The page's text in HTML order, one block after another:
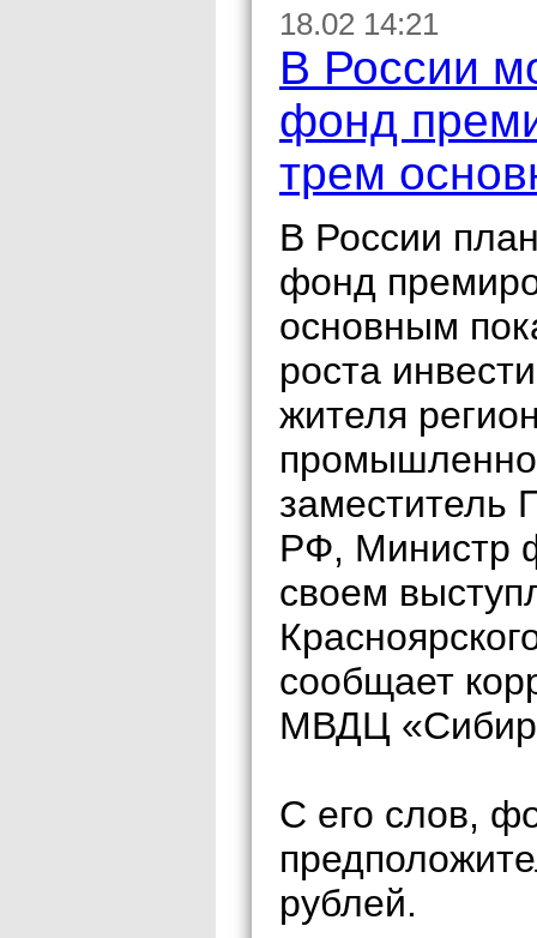
18.02 14:21
В России
фонд
трем
В России
фонд
основным
роста
жителя
заместитель
РФ, Министр
своем
сообщает
МВДЦ
С его слов,
рублей.